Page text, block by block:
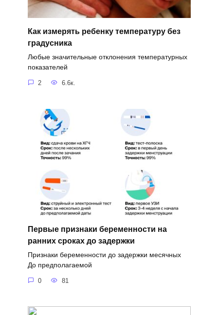
Как измерять ребенку температуру без
градусника
Любые значительные отклонения температурных
показателей
2 6.6к.
Первые признаки беременности на
ранних сроках до задержки
Признаки беременности до задержки месячных
До предполагаемой
0 81